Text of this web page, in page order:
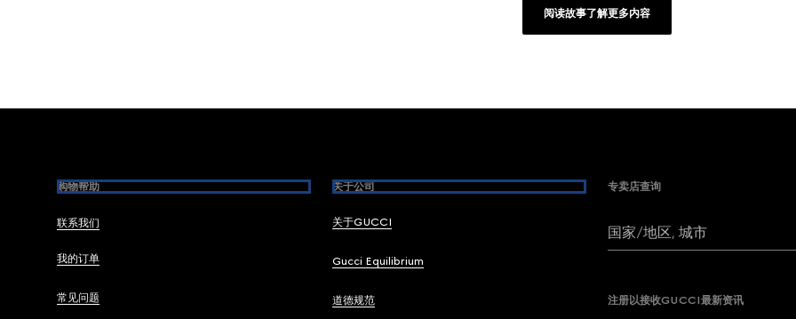
阅读故事了解更多内容
购物帮助
联系我们
我的订单
常见问题
关于公司
关于GUCCI
Gucci Equilibrium
道德规范
专卖店查询
国家/地区, 城市
注册以接收GUCCI最新资讯